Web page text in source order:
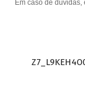
Em caso de